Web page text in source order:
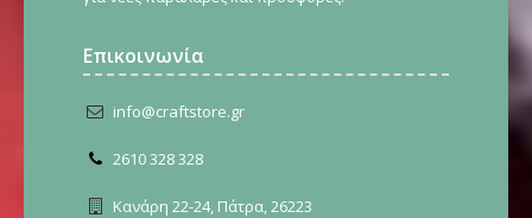
Επικοινωνία
info@craftstore.gr
2610 328 328
Κανάρη 22-24, Πάτρα, 26223